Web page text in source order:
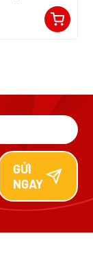
GỬI
NGAY